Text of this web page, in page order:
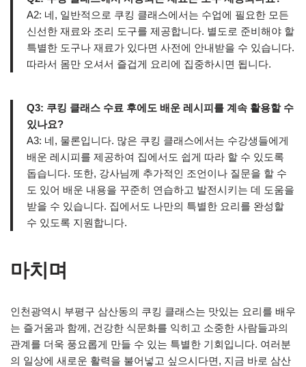
A2: 네, 일반적으로 쿠킹 클래스에서는 수업에 필요한 모든
신선한 재료와 조리 도구를 제공합니다. 별도로 준비해야 할
특별한 도구나 재료가 있다면 사전에 안내받을 수 있습니다.
따라서 몸만 오셔서 즐겁게 요리에 집중하시면 됩니다.
Q3: 쿠킹 클래스 수료 후에도 배운 레시피를 계속 활용할 수
있나요?
A3: 네, 물론입니다. 많은 쿠킹 클래스에서는 수강생들에게
배운 레시피를 제공하여 집에서도 쉽게 따라 할 수 있도록
돕습니다. 또한, 강사님께 추가적인 조언이나 질문을 할 수
도 있어 배운 내용을 꾸준히 연습하고 발전시키는 데 도움을
받을 수 있습니다. 집에서도 나만의 특별한 요리를 완성할
수 있도록 지원합니다.
마치며
인천광역시 부평구 삼산동의 쿠킹 클래스는 맛있는 요리를 배우
는 즐거움과 함께, 건강한 식문화를 익히고 소중한 사람들과의
관계를 더욱 풍요롭게 만들 수 있는 특별한 기회입니다. 여러분
의 일상에 새로운 활력을 불어넣고 싶으시다면, 지금 바로 삼산